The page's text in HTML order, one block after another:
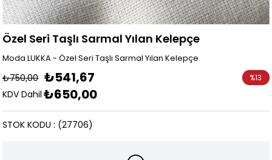
Özel Seri Taşlı Sarmal Yılan Kelepçe
Moda LUKKA - Özel Seri Taşlı Sarmal Yılan Kelepçe
₺750,00 ₺541,67
KDV Dahil ₺650,00
%13
(27706)
STOK KODU